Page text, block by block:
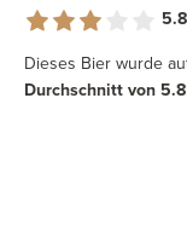
Dieses Bier wurde
Durchschnitt von 5.8